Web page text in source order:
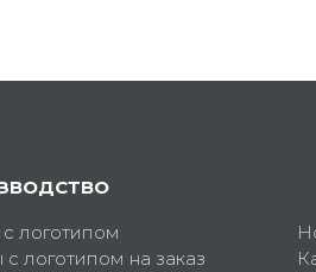
логотипом
логотипом на заказ